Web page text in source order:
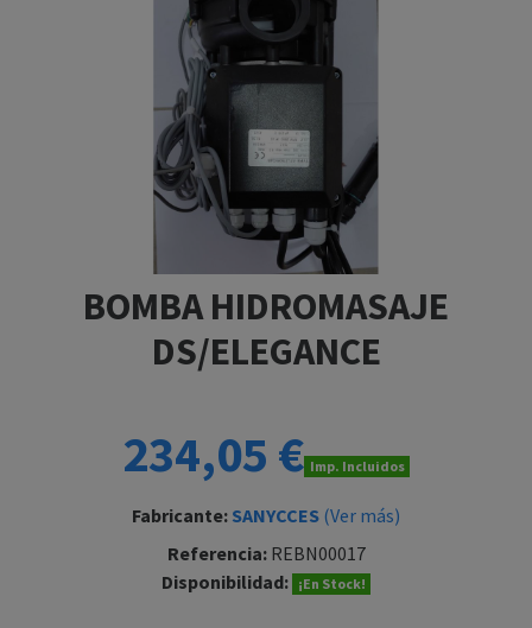
BOMBA HIDROMASAJE
DS/ELEGANCE
234,05 € Imp. Incluidos
Fabricante: SANYCCES (Ver más)
Referencia: REBN00017
Disponibilidad:
¡En Stock!